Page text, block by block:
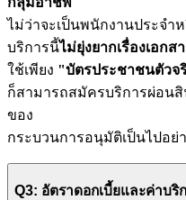
ไม่ว่าจะเป็นพนักงานประจำ
บริการนี้ไม่ยุ่งยากเรื่องเอกส
ใช้เพียง "บัตรประชาชนตัวจริ
ก็สามารถสมัครบริการผ่อน
ของ
กระบวนการอนุมัติเป็นไปอย่า
Q3: อัตราดอกเบี้ยและค่าบ